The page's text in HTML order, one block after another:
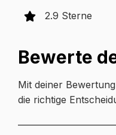
2.9 Sterne
Bewerte
Mit deiner
die richtige